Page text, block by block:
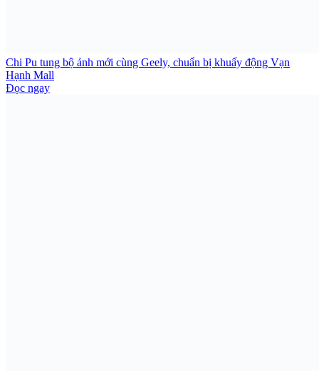
Chi Pu tung bộ ảnh mới cùng Geely, chuẩn bị khuấy động Vạn
Hạnh Mall
Đọc ngay